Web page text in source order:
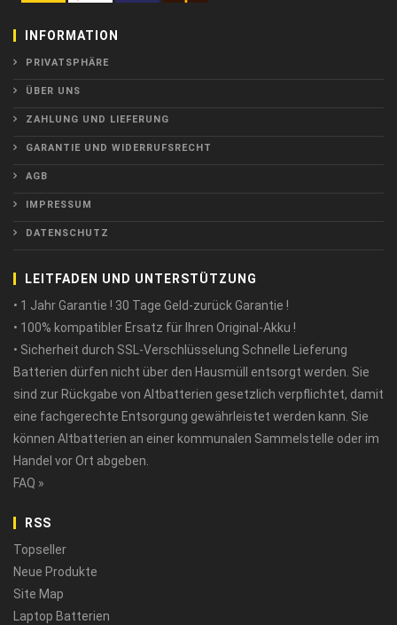
INFORMATION
PRIVATSPHÄRE
ÜBER UNS
ZAHLUNG UND LIEFERUNG
GARANTIE UND WIDERRUFSRECHT
AGB
IMPRESSUM
DATENSCHUTZ
LEITFADEN UND UNTERSTÜTZUNG
• 1 Jahr Garantie ! 30 Tage Geld-zurück Garantie !
• 100% kompatibler Ersatz für Ihren Original-Akku !
• Sicherheit durch SSL-Verschlüsselung Schnelle Lieferung
Batterien dürfen nicht über den Hausmüll entsorgt werden. Sie
sind zur Rückgabe von Altbatterien gesetzlich verpflichtet, damit
eine fachgerechte Entsorgung gewährleistet werden kann. Sie
können Altbatterien an einer kommunalen Sammelstelle oder im
Handel vor Ort abgeben.
FAQ »
RSS
Topseller
Neue Produkte
Site Map
Laptop Batterien